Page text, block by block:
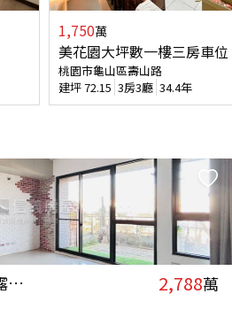
1,750萬
美花園大坪數一樓三房車位
桃園市龜山區壽山路
建坪72.15 3房3廳 34.4年
百川樂沐４房２車位露臺戶 2,788萬